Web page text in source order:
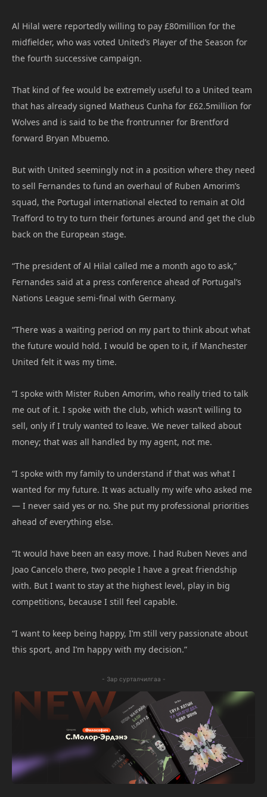
Al Hilal were reportedly willing to pay £80million for the
midfielder, who was voted United’s Player of the Season for
the fourth successive campaign.
That kind of fee would be extremely useful to a United team
that has already signed Matheus Cunha for £62.5million for
Wolves and is said to be the frontrunner for Brentford
forward Bryan Mbuemo.
But with United seemingly not in a position where they need
to sell Fernandes to fund an overhaul of Ruben Amorim’s
squad, the Portugal international elected to remain at Old
Trafford to try to turn their fortunes around and get the club
back on the European stage.
“The president of Al Hilal called me a month ago to ask,”
Fernandes said at a press conference ahead of Portugal’s
Nations League semi-final with Germany.
“There was a waiting period on my part to think about what
the future would hold. I would be open to it, if Manchester
United felt it was my time.
“I spoke with Mister Ruben Amorim, who really tried to talk
me out of it. I spoke with the club, which wasn’t willing to
sell, only if I truly wanted to leave. We never talked about
money; that was all handled by my agent, not me.
“I spoke with my family to understand if that was what I
wanted for my future. It was actually my wife who asked me
— I never said yes or no. She put my professional priorities
ahead of everything else.
“It would have been an easy move. I had Ruben Neves and
Joao Cancelo there, two people I have a great friendship
with. But I want to stay at the highest level, play in big
competitions, because I still feel capable.
“I want to keep being happy, I’m still very passionate about
this sport, and I’m happy with my decision.”
- Зар сурталчилгаа -